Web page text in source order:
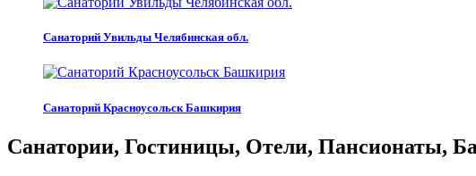
Санаторий Увильды Челябинская обл.
Санаторий Красноусольск Башкирия
Санатории, Гостиницы, Отели, Пансионаты,